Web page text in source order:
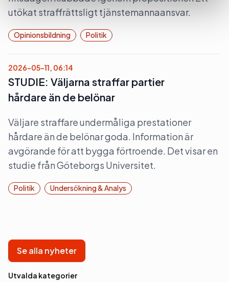
utökat straffrättsligt tjänstemannaansvar.
Opinionsbildning Politik
2026-05-11, 06:14
STUDIE: Väljarna straffar partier
hårdare än de belönar
Väljare straffare undermåliga prestationer
hårdare än de belönar goda. Information är
avgörande för att bygga förtroende. Det visar en
studie från Göteborgs Universitet.
Politik Undersökning & Analys
Se alla nyheter
Utvalda kategorier